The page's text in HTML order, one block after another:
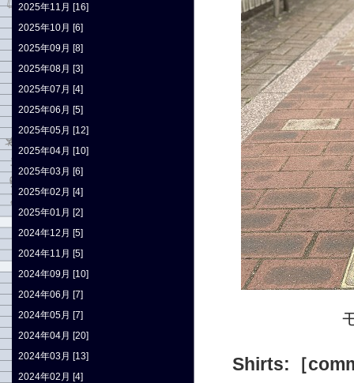
Shirts: ［
2025年11月 [16]
2025年10月 [6]
2025年09月 [8]
2025年08月 [3]
2025年07月 [4]
2025年06月 [5]
2025年05月 [12]
2025年04月 [10]
2025年03月 [6]
2025年02月 [4]
2025年01月 [2]
2024年12月 [5]
2024年11月 [5]
2024年09月 [10]
2024年06月 [7]
2024年05月 [7]
2024年04月 [20]
2024年03月 [13]
2024年02月 [4]